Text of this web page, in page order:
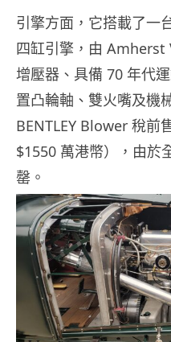
引擎方面，它搭載了一
四缸引擎，由
增壓器、具備 70 年代
置凸輪軸、雙火嘴及機
BENTLEY Blower 稅前
$1550 萬港幣），由於
罄。